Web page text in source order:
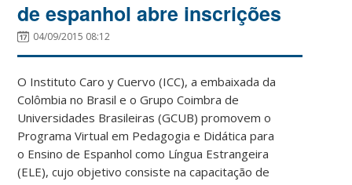
de espanhol abre inscrições
04/09/2015 08:12
O Instituto Caro y Cuervo (ICC), a embaixada da
Colômbia no Brasil e o Grupo Coimbra de
Universidades Brasileiras (GCUB) promovem o
Programa Virtual em Pedagogia e Didática para
o Ensino de Espanhol como Língua Estrangeira
(ELE), cujo objetivo consiste na capacitação de